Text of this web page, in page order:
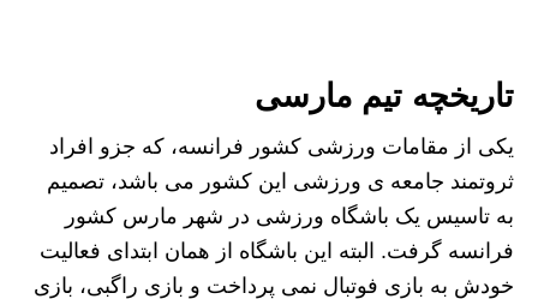
تاریخچه تیم مارسی
یکی از مقامات ورزشی کشور فرانسه، که جزو افراد
ثروتمند جامعه ی ورزشی این کشور می باشد، تصمیم
به تاسیس یک باشگاه ورزشی در شهر مارس کشور
فرانسه گرفت. البته این باشگاه از همان ابتدای فعالیت
خودش به بازی فوتبال نمی پرداخت و بازی راگبی، بازی